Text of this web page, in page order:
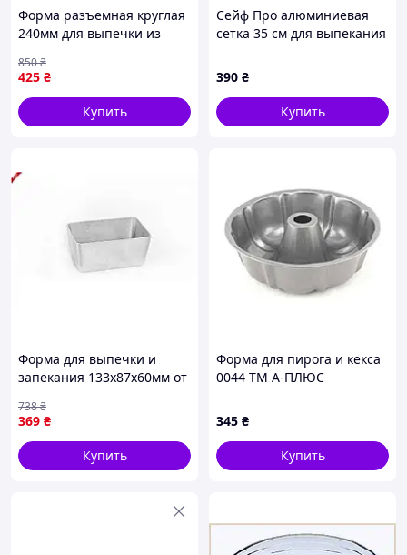
Форма разъемная круглая
240мм для выпечки из
антипригарным
покрытием
425 ₴
850₴
Купить
Сейф Про алюминиевая
сетка 35 см для выпекания
390 ₴
Купить
Форма для выпечки и
запекания 133х87х60мм от
идеальных кулинарных
шедевров
369 ₴
738₴
Купить
Форма для пирога и кекса
0044 ТМ А-ПЛЮС
345 ₴
Купить